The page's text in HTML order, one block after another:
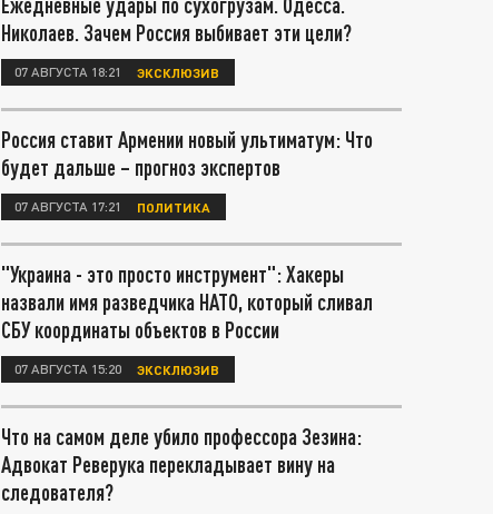
Николаев. Зачем Россия выбивает эти цели?
07 АВГУСТА 18:21 ЭКСКЛЮЗИВ
Россия ставит Армении новый ультиматум: Что
будет дальше – прогноз экспертов
07 АВГУСТА 17:21 ПОЛИТИКА
"Украина - это просто инструмент": Хакеры
назвали имя разведчика НАТО, который сливал
СБУ координаты объектов в России
07 АВГУСТА 15:20 ЭКСКЛЮЗИВ
Что на самом деле убило профессора Зезина:
Адвокат Реверука перекладывает вину на
следователя?